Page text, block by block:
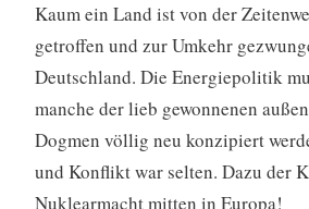
Kaum ein Land ist von der
getroffen und zur Umkehr
Deutschland. Die Energiepolitik
manche der lieb gewonnenen
Dogmen völlig neu konzipiert
und Konflikt war selten. Dazu der
Nuklearmacht mitten in Europa!